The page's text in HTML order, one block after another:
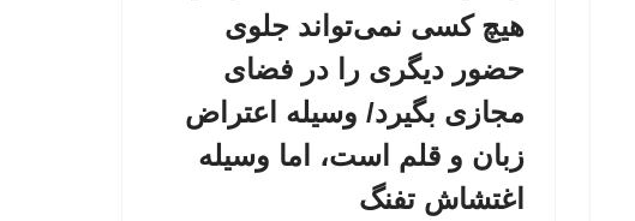
هیچ کسی نمی‌تواند جلوی
حضور دیگری را در فضای
مجازی بگیرد/ وسیله اعتراض
زبان و قلم است، اما وسیله
اغتشاش تفنگ